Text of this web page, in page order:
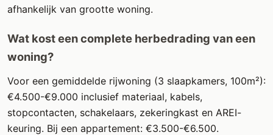
afhankelijk van grootte woning.
Wat kost een complete herbedrading van een
woning?
Voor een gemiddelde rijwoning (3 slaapkamers, 100m²):
€4.500-€9.000 inclusief materiaal, kabels,
stopcontacten, schakelaars, zekeringkast en AREI-
keuring. Bij een appartement: €3.500-€6.500.